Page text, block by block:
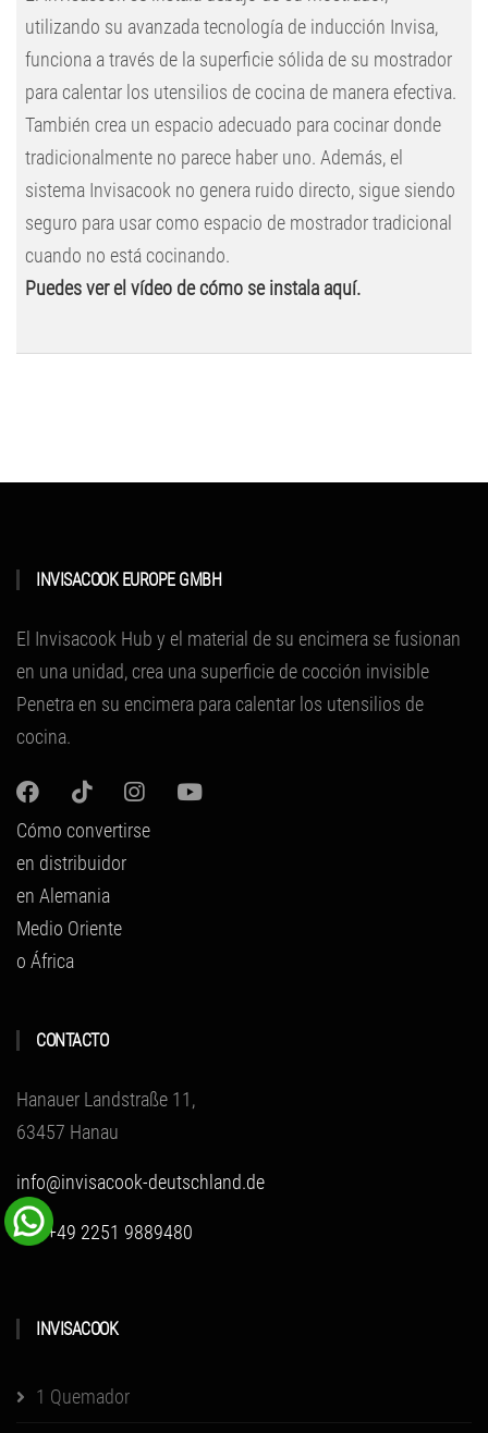
utilizando su avanzada tecnología de inducción Invisa,
funciona a través de la superficie sólida de su mostrador
para calentar los utensilios de cocina de manera efectiva.
También crea un espacio adecuado para cocinar donde
tradicionalmente no parece haber uno. Además, el
sistema Invisacook no genera ruido directo, sigue siendo
seguro para usar como espacio de mostrador tradicional
cuando no está cocinando.
Puedes ver el vídeo de cómo se instala aquí.
INVISACOOK EUROPE GMBH
El Invisacook Hub y el material de su encimera se fusionan
en una unidad, crea una superficie de cocción invisible
Penetra en su encimera para calentar los utensilios de
cocina.
Cómo convertirse
en distribuidor
en Alemania
Medio Oriente
o África
CONTACTO
Hanauer Landstraße 11,
63457 Hanau
info@invisacook-deutschland.de
Tel: +49 2251 9889480
INVISACOOK
1 Quemador